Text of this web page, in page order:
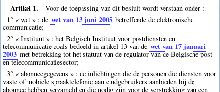
Artikel 1.
Voor de toepassing van dit besluit wordt verstaan onder :
1° « wet » : de wet van 13 juni 2005 betreffende de elektronische
communicatie;
2° « Instituut » : het Belgisch Instituut voor postdiensten en
telecommunicatie zoals bedoeld in artikel 13 van de wet van 17 januari
2003 met betrekking tot het statuut van de regulator van de Belgische post-
en telecommunicatiesector;
3° « abonneegegevens » : de inlichtingen die de personen die diensten voor
vaste of mobiele spraaktelefonie aan eindgebruikers aanbieden bij de
abonnee hebben verzameld en die nodig zijn voor de verstrekking van een